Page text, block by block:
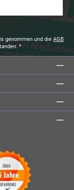
genommen und dieAGB
*